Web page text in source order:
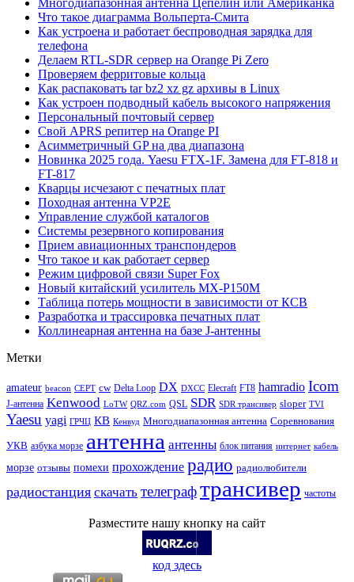
Многодиапазонная антенна Цепелин или Американка
Что такое диаграмма Вольперта-Смита
Как устроена и работает беспроводная зарядка для
телефона
Делаем RTL-SDR сервер на Orange Pi Zero
Проверяем ферритовые кольца
Как распаковать tar bz2 xz gz архивы в Linux
Как устроен подводный кабель высокого напряжения
Персональный почтовый сервер
Свой APRS репитер на Orange PI
Асимметричный GP на два диапазона
Новинка 2025 года. Yaesu FTX-1F. Замена для FT-818 и
FT-817
Кварцы исчезают с печатных плат
Походная антенна VP2E
Управление службой каталогов
Системы резервного копирования
Прием авиационных транспондеров
Что такое и как работает сервер
Режим цифровой связи Super Fox
Новый китайский усилитель MX-P150M
Таблица потерь мощности в зависимости от КСВ
Разработка и трассировка печатных плат
Коллинеарная антенна на базе J-антенны
Метки
amateur beacon CEPT cw Delta Loop DX DXCC Elecraft FT8 hamradio Icom
J-антенна Kenwood LoTW QRZ.com QSL SDR SDR трансивер sloper TVI
Yaesu yagi ГРЧЦ КВ Кенвуд Многодиапазонная антенна Соревнования
УКВ азбука морзе антенна антенны блок питания интернет кабель
морзе отзывы помехи прохождение радио радиолюбители
радиостанция скачать телеграфтрансивер частоты
Разместите нашу кнопку на сайт
код здесь